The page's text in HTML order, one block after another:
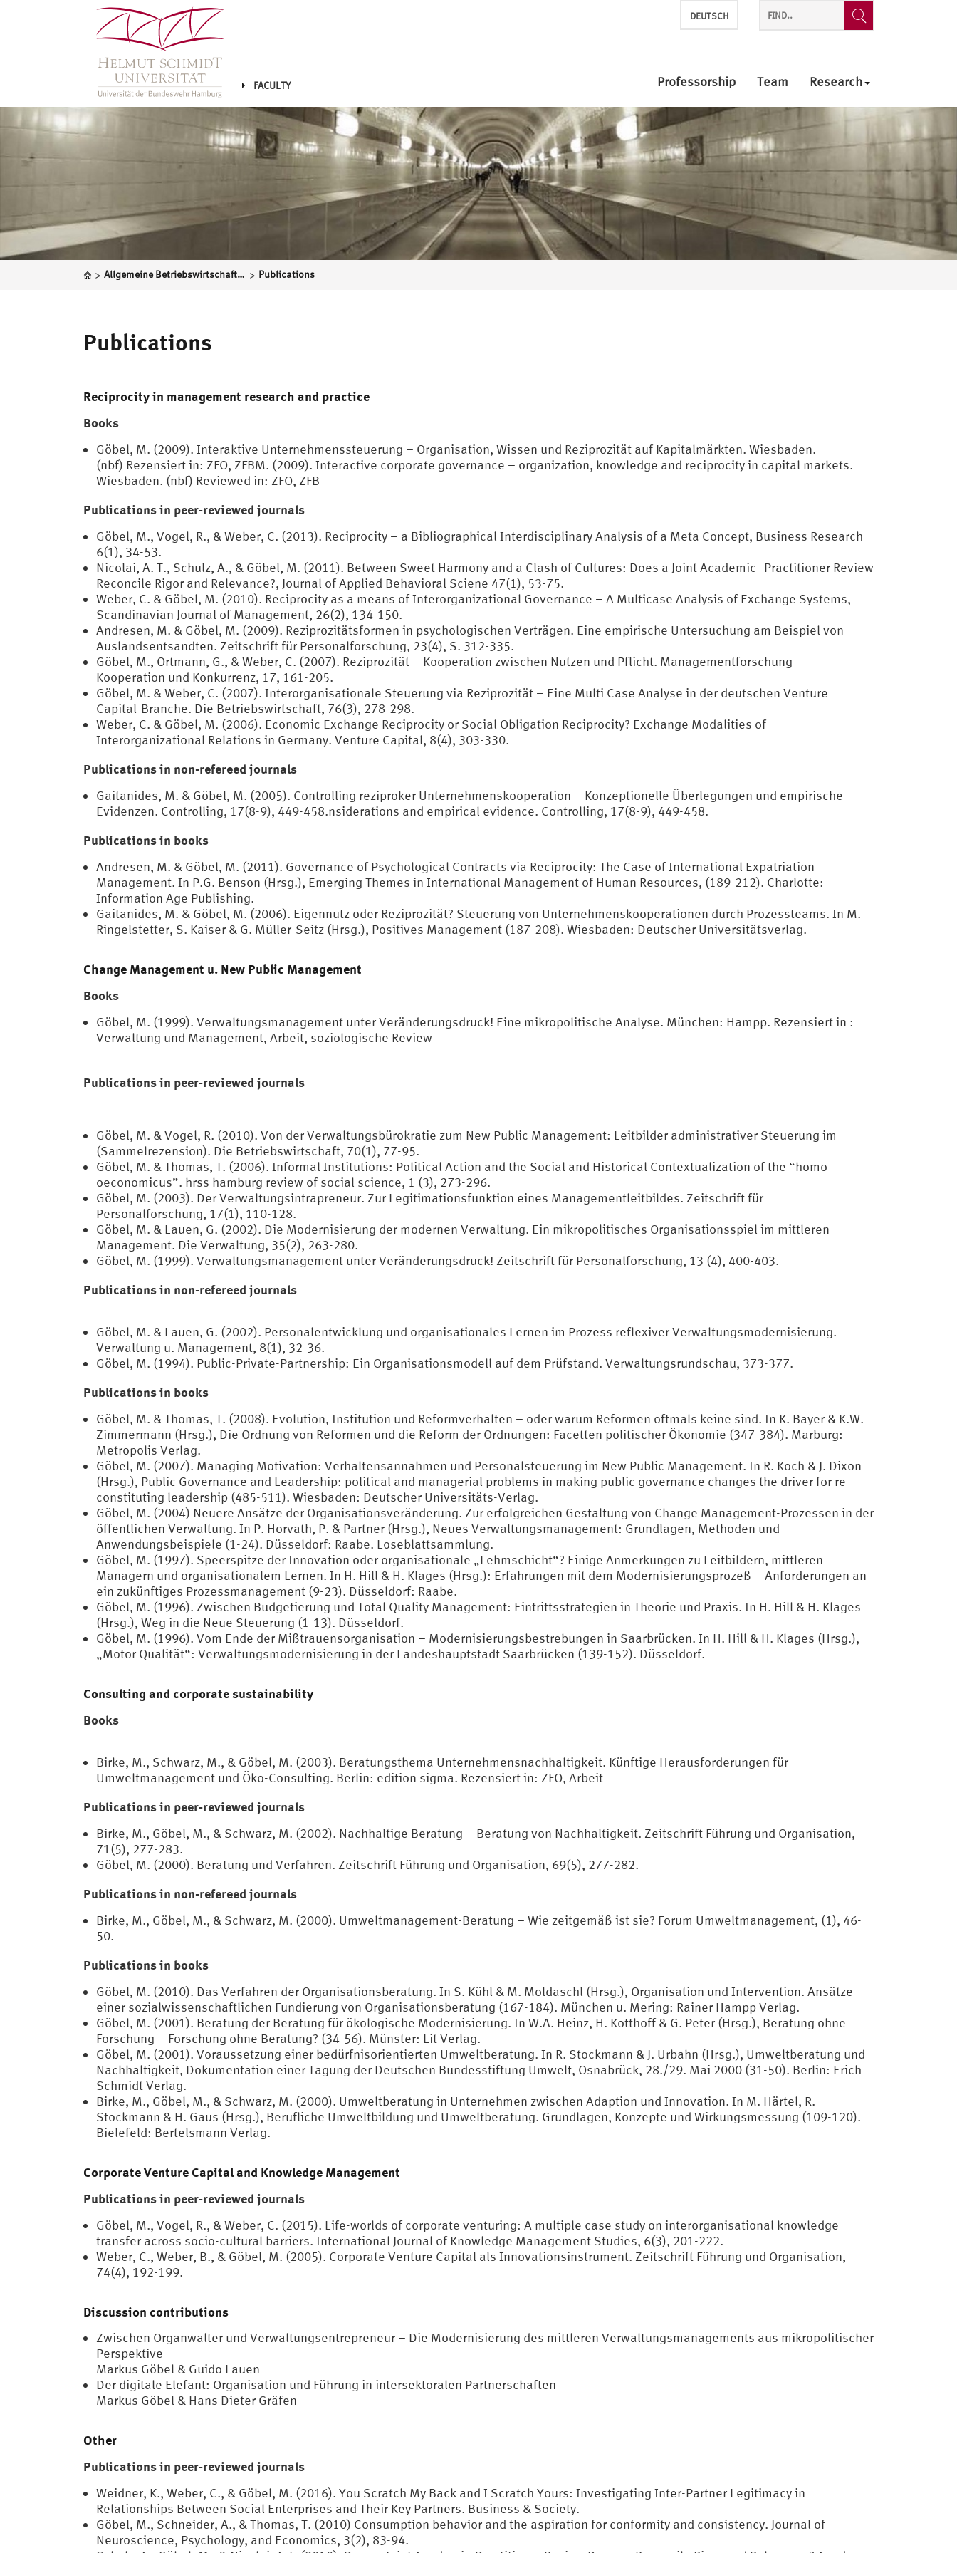
FACULTY
DEUTSCH
Professorship Team Research
> Allgemeine Betriebswirtschaftslehre > Publications
Publications
Reciprocity in management research and practice
Books
Göbel, M. (2009). Interaktive Unternehmenssteuerung – Organisation, Wissen und Reziprozität auf Kapitalmärkten. Wiesbaden.
(nbf) Rezensiert in: ZFO, ZFBM. (2009). Interactive corporate governance – organization, knowledge and reciprocity in capital markets.
Wiesbaden. (nbf) Reviewed in: ZFO, ZFB
Publications in peer-reviewed journals
Göbel, M., Vogel, R., & Weber, C. (2013). Reciprocity – a Bibliographical Interdisciplinary Analysis of a Meta Concept, Business Research
6(1), 34-53.
Nicolai, A. T., Schulz, A., & Göbel, M. (2011). Between Sweet Harmony and a Clash of Cultures: Does a Joint Academic–Practitioner Review
Reconcile Rigor and Relevance?, Journal of Applied Behavioral Sciene 47(1), 53-75.
Weber, C. & Göbel, M. (2010). Reciprocity as a means of Interorganizational Governance – A Multicase Analysis of Exchange Systems,
Scandinavian Journal of Management, 26(2), 134-150.
Andresen, M. & Göbel, M. (2009). Reziprozitätsformen in psychologischen Verträgen. Eine empirische Untersuchung am Beispiel von
Auslandsentsandten. Zeitschrift für Personalforschung, 23(4), S. 312-335.
Göbel, M., Ortmann, G., & Weber, C. (2007). Reziprozität – Kooperation zwischen Nutzen und Pflicht. Managementforschung –
Kooperation und Konkurrenz, 17, 161-205.
Göbel, M. & Weber, C. (2007). Interorganisationale Steuerung via Reziprozität – Eine Multi Case Analyse in der deutschen Venture
Capital-Branche. Die Betriebswirtschaft, 76(3), 278-298.
Weber, C. & Göbel, M. (2006). Economic Exchange Reciprocity or Social Obligation Reciprocity? Exchange Modalities of
Interorganizational Relations in Germany. Venture Capital, 8(4), 303-330.
Publications in non-refereed journals
Gaitanides, M. & Göbel, M. (2005). Controlling reziproker Unternehmenskooperation – Konzeptionelle Überlegungen und empirische
Evidenzen. Controlling, 17(8-9), 449-458.nsiderations and empirical evidence. Controlling, 17(8-9), 449-458.
Publications in books
Andresen, M. & Göbel, M. (2011). Governance of Psychological Contracts via Reciprocity: The Case of International Expatriation
Management. In P.G. Benson (Hrsg.), Emerging Themes in International Management of Human Resources, (189-212). Charlotte:
Information Age Publishing.
Gaitanides, M. & Göbel, M. (2006). Eigennutz oder Reziprozität? Steuerung von Unternehmenskooperationen durch Prozessteams. In M.
Ringelstetter, S. Kaiser & G. Müller-Seitz (Hrsg.), Positives Management (187-208). Wiesbaden: Deutscher Universitätsverlag.
Change Management u. New Public Management
Books
Göbel, M. (1999). Verwaltungsmanagement unter Veränderungsdruck! Eine mikropolitische Analyse. München: Hampp. Rezensiert in :
Verwaltung und Management, Arbeit, soziologische Review
Publications in peer-reviewed journals
Göbel, M. & Vogel, R. (2010). Von der Verwaltungsbürokratie zum New Public Management: Leitbilder administrativer Steuerung im
(Sammelrezension). Die Betriebswirtschaft, 70(1), 77-95.
Göbel, M. & Thomas, T. (2006). Informal Institutions: Political Action and the Social and Historical Contextualization of the “homo
oeconomicus”. hrss hamburg review of social science, 1 (3), 273-296.
Göbel, M. (2003). Der Verwaltungsintrapreneur. Zur Legitimationsfunktion eines Managementleitbildes. Zeitschrift für
Personalforschung, 17(1), 110-128.
Göbel, M. & Lauen, G. (2002). Die Modernisierung der modernen Verwaltung. Ein mikropolitisches Organisationsspiel im mittleren
Management. Die Verwaltung, 35(2), 263-280.
Göbel, M. (1999). Verwaltungsmanagement unter Veränderungsdruck! Zeitschrift für Personalforschung, 13 (4), 400-403.
Publications in non-refereed journals
Göbel, M. & Lauen, G. (2002). Personalentwicklung und organisationales Lernen im Prozess reflexiver Verwaltungsmodernisierung.
Verwaltung u. Management, 8(1), 32-36.
Göbel, M. (1994). Public-Private-Partnership: Ein Organisationsmodell auf dem Prüfstand. Verwaltungsrundschau, 373-377.
Publications in books
Göbel, M. & Thomas, T. (2008). Evolution, Institution und Reformverhalten – oder warum Reformen oftmals keine sind. In K. Bayer & K.W.
Zimmermann (Hrsg.), Die Ordnung von Reformen und die Reform der Ordnungen: Facetten politischer Ökonomie (347-384). Marburg:
Metropolis Verlag.
Göbel, M. (2007). Managing Motivation: Verhaltensannahmen und Personalsteuerung im New Public Management. In R. Koch & J. Dixon
(Hrsg.), Public Governance and Leadership: political and managerial problems in making public governance changes the driver for re-
constituting leadership (485-511). Wiesbaden: Deutscher Universitäts-Verlag.
Göbel, M. (2004) Neuere Ansätze der Organisationsveränderung. Zur erfolgreichen Gestaltung von Change Management-Prozessen in der
öffentlichen Verwaltung. In P. Horvath, P. & Partner (Hrsg.), Neues Verwaltungsmanagement: Grundlagen, Methoden und
Anwendungsbeispiele (1-24). Düsseldorf: Raabe. Loseblattsammlung.
Göbel, M. (1997). Speerspitze der Innovation oder organisationale „Lehmschicht“? Einige Anmerkungen zu Leitbildern, mittleren
Managern und organisationalem Lernen. In H. Hill & H. Klages (Hrsg.): Erfahrungen mit dem Modernisierungsprozeß – Anforderungen an
ein zukünftiges Prozessmanagement (9-23). Düsseldorf: Raabe.
Göbel, M. (1996). Zwischen Budgetierung und Total Quality Management: Eintrittsstrategien in Theorie und Praxis. In H. Hill & H. Klages
(Hrsg.), Weg in die Neue Steuerung (1-13). Düsseldorf.
Göbel, M. (1996). Vom Ende der Mißtrauensorganisation – Modernisierungsbestrebungen in Saarbrücken. In H. Hill & H. Klages (Hrsg.),
„Motor Qualität“: Verwaltungsmodernisierung in der Landeshauptstadt Saarbrücken (139-152). Düsseldorf.
Consulting and corporate sustainability
Books
Birke, M., Schwarz, M., & Göbel, M. (2003). Beratungsthema Unternehmensnachhaltigkeit. Künftige Herausforderungen für
Umweltmanagement und Öko-Consulting. Berlin: edition sigma. Rezensiert in: ZFO, Arbeit
Publications in peer-reviewed journals
Birke, M., Göbel, M., & Schwarz, M. (2002). Nachhaltige Beratung – Beratung von Nachhaltigkeit. Zeitschrift Führung und Organisation,
71(5), 277-283.
Göbel, M. (2000). Beratung und Verfahren. Zeitschrift Führung und Organisation, 69(5), 277-282.
Publications in non-refereed journals
Birke, M., Göbel, M., & Schwarz, M. (2000). Umweltmanagement-Beratung – Wie zeitgemäß ist sie? Forum Umweltmanagement, (1), 46-
50.
Publications in books
Göbel, M. (2010). Das Verfahren der Organisationsberatung. In S. Kühl & M. Moldaschl (Hrsg.), Organisation und Intervention. Ansätze
einer sozialwissenschaftlichen Fundierung von Organisationsberatung (167-184). München u. Mering: Rainer Hampp Verlag.
Göbel, M. (2001). Beratung der Beratung für ökologische Modernisierung. In W.A. Heinz, H. Kotthoff & G. Peter (Hrsg.), Beratung ohne
Forschung – Forschung ohne Beratung? (34-56). Münster: Lit Verlag.
Göbel, M. (2001). Voraussetzung einer bedürfnisorientierten Umweltberatung. In R. Stockmann & J. Urbahn (Hrsg.), Umweltberatung und
Nachhaltigkeit, Dokumentation einer Tagung der Deutschen Bundesstiftung Umwelt, Osnabrück, 28./29. Mai 2000 (31-50). Berlin: Erich
Schmidt Verlag.
Birke, M., Göbel, M., & Schwarz, M. (2000). Umweltberatung in Unternehmen zwischen Adaption und Innovation. In M. Härtel, R.
Stockmann & H. Gaus (Hrsg.), Berufliche Umweltbildung und Umweltberatung. Grundlagen, Konzepte und Wirkungsmessung (109-120).
Bielefeld: Bertelsmann Verlag.
Corporate Venture Capital and Knowledge Management
Publications in peer-reviewed journals
Göbel, M., Vogel, R., & Weber, C. (2015). Life-worlds of corporate venturing: A multiple case study on interorganisational knowledge
transfer across socio-cultural barriers. International Journal of Knowledge Management Studies, 6(3), 201-222.
Weber, C., Weber, B., & Göbel, M. (2005). Corporate Venture Capital als Innovationsinstrument. Zeitschrift Führung und Organisation,
74(4), 192-199.
Discussion contributions
Zwischen Organwalter und Verwaltungsentrepreneur – Die Modernisierung des mittleren Verwaltungsmanagements aus mikropolitischer
Perspektive
Markus Göbel & Guido Lauen
Der digitale Elefant: Organisation und Führung in intersektoralen Partnerschaften
Markus Göbel & Hans Dieter Gräfen
Other
Publications in peer-reviewed journals
Weidner, K., Weber, C., & Göbel, M. (2016). You Scratch My Back and I Scratch Yours: Investigating Inter-Partner Legitimacy in
Relationships Between Social Enterprises and Their Key Partners. Business & Society.
Göbel, M., Schneider, A., & Thomas, T. (2010) Consumption behavior and the aspiration for conformity and consistency. Journal of
Neuroscience, Psychology, and Economics, 3(2), 83-94.